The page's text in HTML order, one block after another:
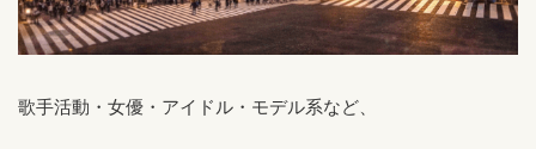
歌手活動・女優・アイドル・モデル系など、